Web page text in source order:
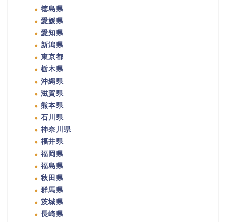
徳島県
愛媛県
愛知県
新潟県
東京都
栃木県
沖縄県
滋賀県
熊本県
石川県
神奈川県
福井県
福岡県
福島県
秋田県
群馬県
茨城県
長崎県